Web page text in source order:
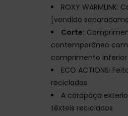
ROXY
[vendido
Corte:
contemporâneo
comprimento inferior
ECO ACTIONS:
recicladas
A carapaça
têxteis reciclados